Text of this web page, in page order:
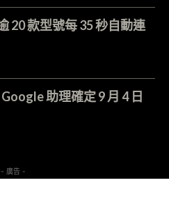
20 款型號每 35 秒自動連
助理確定 9 月 4 日
- 廣告 -